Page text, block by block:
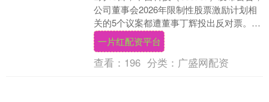
公司董事会2026年限制性股票激励计划相
关的5个议案都遭董事丁辉投出反对票。丁
辉认为，方案中公司业绩考核仅以营业
收....
一片红配资平台
查看： 196 分类： 广盛网配资